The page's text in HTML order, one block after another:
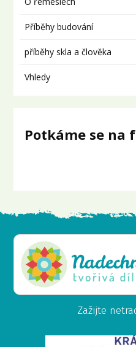
Příběhy budování
příběhy skla a člověka
Vhledy
Potkáme se na
Zažijte